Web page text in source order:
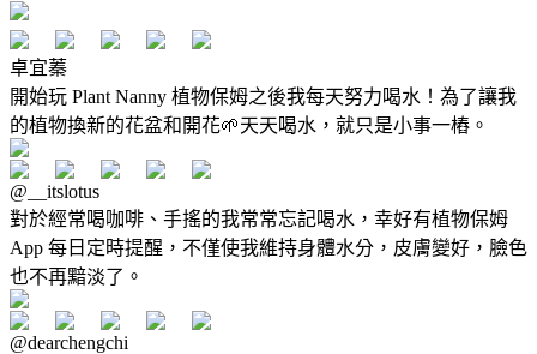
卓宜蓁
開始玩 Plant Nanny 植物保姆之後我每天努力喝水！為了讓我
的植物換新的花盆和開花🌱天天喝水，就只是小事一樁。
@__itslotus
對於經常喝咖啡、手搖的我常常忘記喝水，幸好有植物保姆
App 每日定時提醒，不僅使我維持身體水分，皮膚變好，臉色
也不再黯淡了。
@dearchengchi